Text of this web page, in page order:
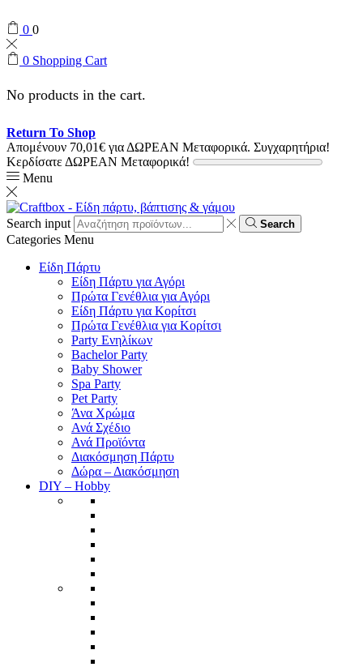
0 0
0 Shopping Cart
No products in the cart.
Return To Shop
Απομένουν 70,01€ για ΔΩΡΕΑΝ Μεταφορικά. Συγχαρητήρια!
Κερδίσατε ΔΩΡΕΑΝ Μεταφορικά!
Menu
Search input Search
Categories Menu
Είδη Πάρτυ
Είδη Πάρτυ για Αγόρι
Πρώτα Γενέθλια για Αγόρι
Είδη Πάρτυ για Κορίτσι
Πρώτα Γενέθλια για Κορίτσι
Party Ενηλίκων
Bachelor Party
Baby Shower
Spa Party
Pet Party
Άνα Χρώμα
Ανά Σχέδιο
Ανά Προϊόντα
Διακόσμηση Πάρτυ
Δώρα – Διακόσμηση
DIY – Hobby